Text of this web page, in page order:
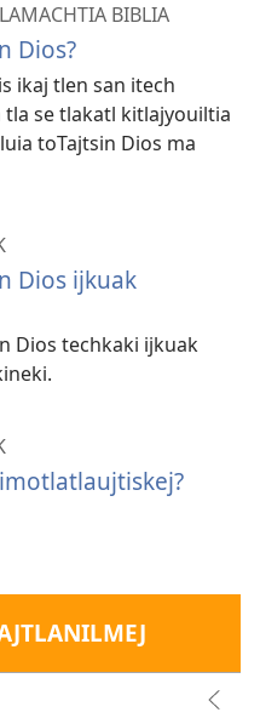
BIBLIA
Dios?
ikaj tlen san itech
tla se tlakatl kitlajyouiltia
toTajtsin Dios ma
Dios ijkuak
Dios techkaki ijkuak